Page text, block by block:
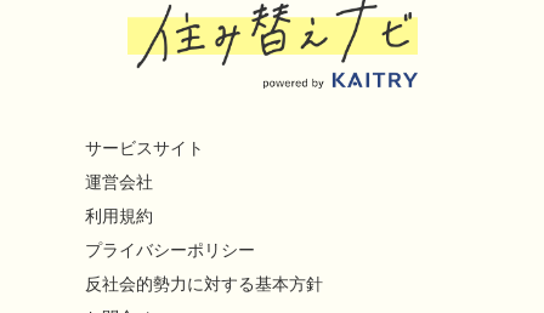
サービスサイト
運営会社
利用規約
プライバシーポリシー
反社会的勢力に対する基本方針